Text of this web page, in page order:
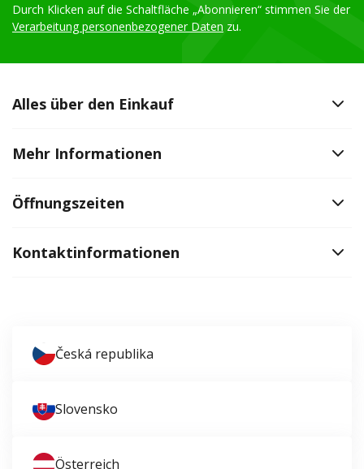
Durch Klicken auf die Schaltfläche „Abonnieren“ stimmen Sie der
Verarbeitung personenbezogener Daten zu.
Alles über den Einkauf
Mehr Informationen
Öffnungszeiten
Kontaktinformationen
Česká republika
Slovensko
Österreich